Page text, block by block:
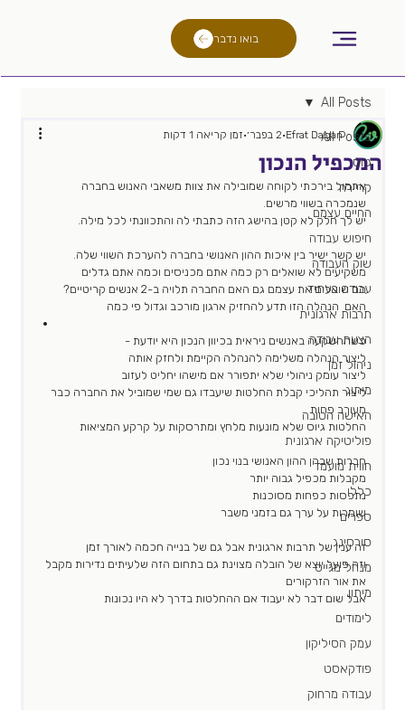
בואו נדבר
All Posts
גיוס
קריירה
החיים עצמם
חיפוש עבודה
שוק העבודה
עבודה בעתיד
תרבות ארגונית
הצעת עבודה
ניהול זמן
מיתוג
האישה הטובה
פוליטיקה ארגונית
חווית מועמד
כללי
ספרים
סורסינג
מנהל מגייס
מיתון
לימודים
עמק הסיליקון
פודקאסט
עבודה מרחוק
All Posts
המכפיל הנכון
Efrat Dagan 2 בפבר׳ זמן קריאה 1 דקות
אתמול בירכתי לקוחה שמובילה את צוות משאבי האנוש בחברה
שנמכרה בשווי מרשים.
יש לך חלק לא קטן בהישג הזה כתבתי לה והתכוונתי לכל מילה.
יש קשר ישיר בין איכות ההון האנושי בחברה להערכת השווי שלה.
משקיעים לא שואלים רק כמה אתם מכניסים וכמה אתם גדלים
הם שואלים את עצמם גם האם החברה תלויה ב-2 אנשים קריטיים?
האם  הנהלה הזו תדע להחזיק ארגון מורכב וגדול פי כמה
כשההשקעה באנשים ניראית בכיוון הנכון היא יודעת -
ליצור הנהלה משלימה להנהלה הקיימת ולחזק אותה
ליצור עומק ניהולי שלא יתפורר אם מישהו יחליט לעזוב
ליצור תהליכי קבלת החלטות שיעבדו גם שמי שמוביל את החברה כבר
מעורב פחות
החלטות גיוס שלא מונעות מלחץ ומתרסקות על קרקע המציאות
חברות שבהן ההון האנושי בנוי נכון
מקבלות מכפיל גבוה יותר
נתפסות כפחות מסוכנות
שומרות על ערך גם בזמני משבר
זה ענין של תרבות ארגונית אבל גם של בנייה חכמה לאורך זמן
וזה פועל יוצא של הובלה מצוינת גם בתחום הזה שלעיתים נדירות מקבל
את אור הזרקורים
אבל שום דבר לא יעבוד אם ההחלטות בדרך לא היו נכונות